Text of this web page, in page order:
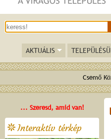
AKTUÁLIS
Csemő
... Szeresd, amid van!
Interaktív térkép